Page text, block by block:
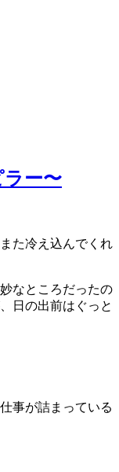
ー〜
た冷え込んでくれ
なところだったの
日の出前はぐっと
事が詰まっている